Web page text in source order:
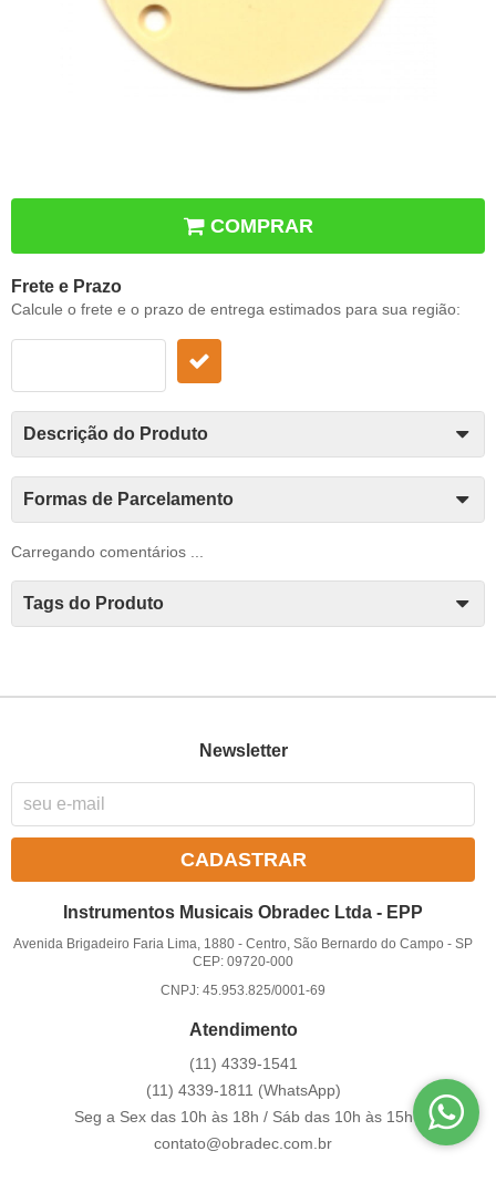
COMPRAR
Frete e Prazo
Calcule o frete e o prazo de entrega estimados para sua região:
Descrição do Produto
Formas de Parcelamento
Carregando comentários ...
Tags do Produto
Newsletter
CADASTRAR
Instrumentos Musicais Obradec Ltda - EPP
Avenida Brigadeiro Faria Lima, 1880 -Centro, São Bernardo do Campo -SP
CEP: 09720-000
CNPJ: 45.953.825/0001-69
Atendimento
(11) 4339-1541
(11) 4339-1811 (WhatsApp)
Seg a Sex das 10h às 18h / Sáb das 10h às 15h
contato@obradec.com.br